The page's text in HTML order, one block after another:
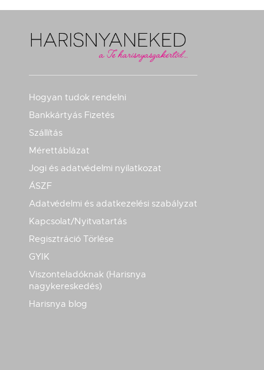
Hogyan tudok rendelni
Bankkártyás Fizetés
Szállítás
Mérettáblázat
Jogi és adatvédelmi nyilatkozat
ÁSZF
Adatvédelmi és adatkezelési szabályzat
Kapcsolat/Nyitvatartás
Regisztráció Törlése
GYIK
Viszonteladóknak (Harisnya
nagykereskedés)
Harisnya blog